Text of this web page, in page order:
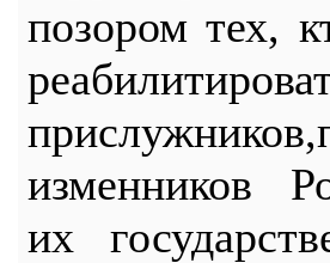
позором тех,
изменников
их